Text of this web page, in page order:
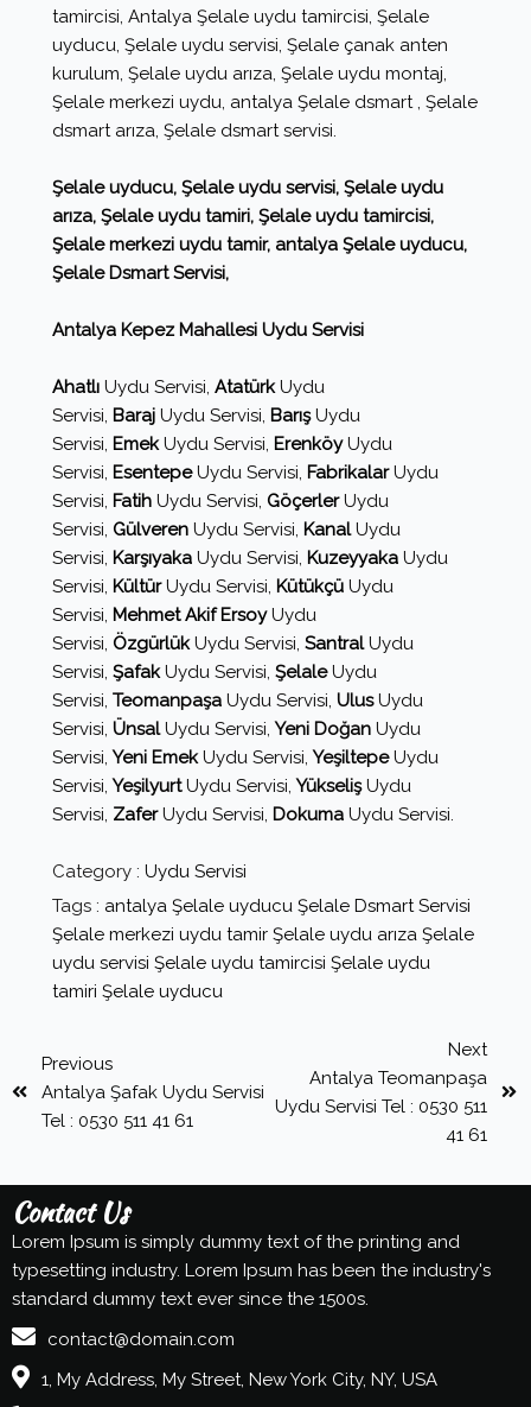
tamircisi, Antalya Şelale uydu tamircisi, Şelale
uyducu, Şelale uydu servisi, Şelale çanak anten
kurulum, Şelale uydu arıza, Şelale uydu montaj,
Şelale merkezi uydu, antalya Şelale dsmart , Şelale
dsmart arıza, Şelale dsmart servisi.
Şelale uyducu, Şelale uydu servisi, Şelale uydu
arıza, Şelale uydu tamiri, Şelale uydu tamircisi,
Şelale merkezi uydu tamir, antalya Şelale uyducu,
Şelale Dsmart Servisi,
Antalya Kepez Mahallesi Uydu Servisi
Ahatlı Uydu Servisi, AtatürkUydu
Servisi, BarajUydu Servisi, BarışUydu
Servisi, EmekUydu Servisi, ErenköyUydu
Servisi, EsentepeUydu Servisi, FabrikalarUydu
Servisi, FatihUydu Servisi, GöçerlerUydu
Servisi, GülverenUydu Servisi, KanalUydu
Servisi, KarşıyakaUydu Servisi, KuzeyyakaUydu
Servisi, KültürUydu Servisi, KütükçüUydu
Servisi, Mehmet Akif ErsoyUydu
Servisi, ÖzgürlükUydu Servisi, Santral Uydu
Servisi, ŞafakUydu Servisi, ŞelaleUydu
Servisi, TeomanpaşaUydu Servisi, UlusUydu
Servisi, ÜnsalUydu Servisi,Yeni DoğanUydu
Servisi,Yeni EmekUydu Servisi,YeşiltepeUydu
Servisi,YeşilyurtUydu Servisi,YükselişUydu
Servisi, ZaferUydu Servisi, DokumaUydu Servisi.
Category : Uydu Servisi
Tags : antalya Şelale uyducu Şelale Dsmart Servisi
Şelale merkezi uydu tamir Şelale uydu arıza Şelale
uydu servisi Şelale uydu tamircisi Şelale uydu
tamiri Şelale uyducu
Previous
Antalya Şafak Uydu Servisi
Tel : 0530 511 41 61
Next
Antalya Teomanpaşa
Uydu Servisi Tel : 0530 511
41 61
Contact Us
Lorem Ipsum is simply dummy text of the printing and
typesetting industry. Lorem Ipsum has been the industry's
standard dummy text ever since the 1500s.
contact@domain.com
1, My Address, My Street, New York City, NY, USA